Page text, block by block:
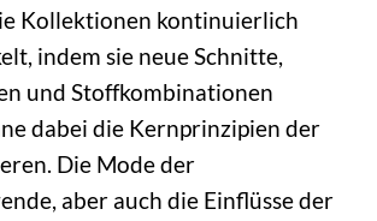
Kollektionen kontinuierlich
indem sie neue Schnitte,
und Stoffkombinationen
dabei die Kernprinzipien der
Die Mode der
aber auch die Einflüsse der